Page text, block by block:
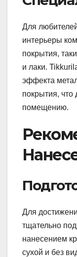
Для
интерьеры
покрытия,
и лаки.
эффекта
покрытия, что
помещению.
Для
тщательно
нанесением
сухой и без